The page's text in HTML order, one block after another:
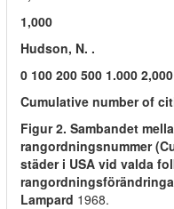
1,000
Hudson, N. .
0 100 200 500 1.000
Cumulative number of
Figur 2. Sambandet
rangordningsnummer
städer i USA vid valda
Lampard 1968.